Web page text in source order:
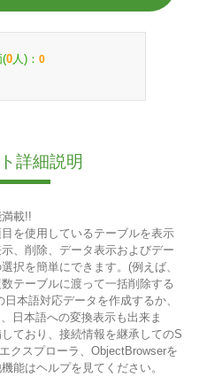
(0 人)： 0
詳細説明
載!!
を使用しているテーブルを表示
、削除、データ表示およびデー
択を簡単にできます。(例えば、
テーブルに渡って一括削除する
本語対応データを作成するか、
日本語への変換表示も出来ま
ており、接続情報を継承してのS
クスプローラ、ObjectBrowserを
能はヘルプを見てください。